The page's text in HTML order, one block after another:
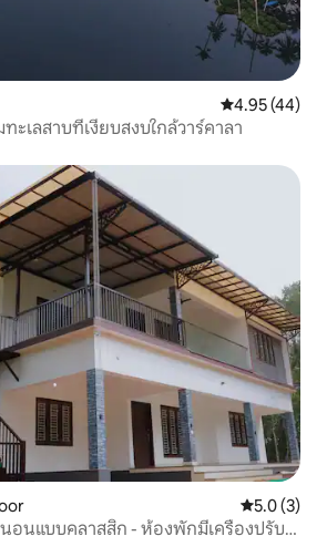
คะแนนเฉลี่ย
4.95 (44)
ะเลสาบที่เงียบสงบใกล้วาร์คาลา
คะแนนเฉลี่
5.0 (3)
อนแบบคลาสสิก - ห้องพักมีเครื่องปรับ